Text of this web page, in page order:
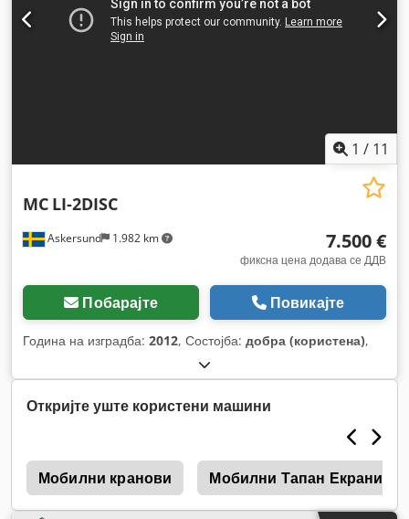
1 / 11
Askersund 1.982 km
MC LI-2DISC
7.500 €
фиксна цена додава се ДДВ
Побарајте Повикајте
Година на изградба: 2012, Состојба: добра (користена),
Откријте уште користени машини
Мобилни кранови Мобилни Тапан Екрани